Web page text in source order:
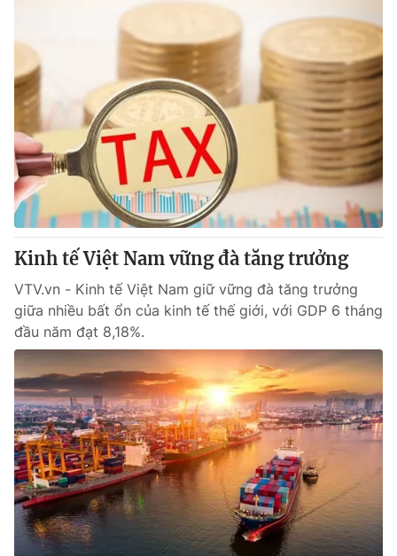
Kinh tế Việt Nam vững đà tăng trưởng
VTV.vn - Kinh tế Việt Nam giữ vững đà tăng trưởng
giữa nhiều bất ổn của kinh tế thế giới, với GDP 6 tháng
đầu năm đạt 8,18%.